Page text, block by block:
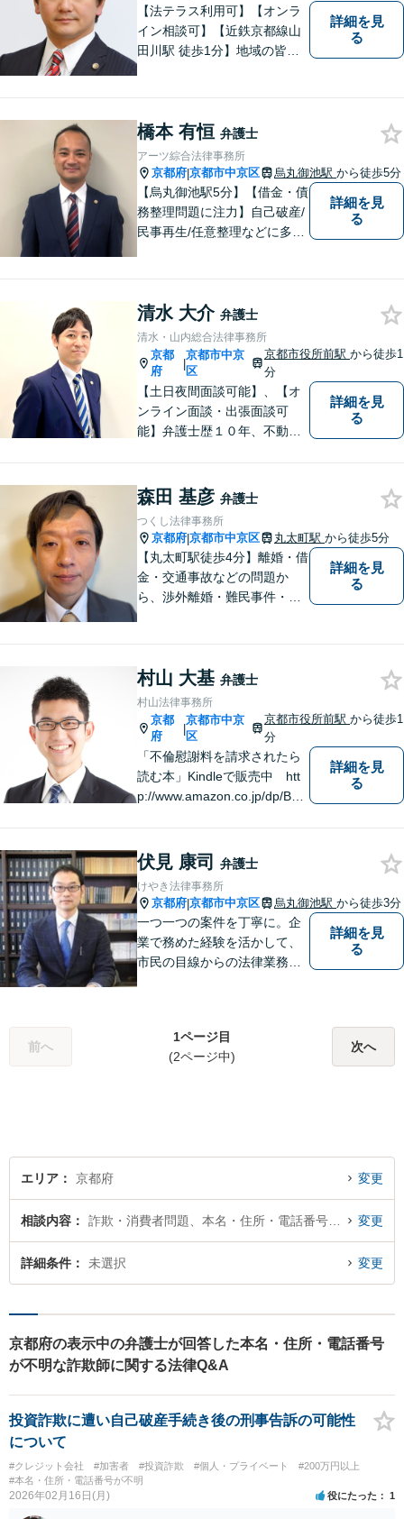
【法テラス利用可】【オンラ
イン相談可】【近鉄京都線山
田川駅 徒歩1分】地域の皆様
詳細を見
る
橋本 有恒 弁護士
アーツ綜合法律事務所
京都府|京都市中京区 烏丸御池駅 から徒歩5分
【烏丸御池駅5分】【借金・債
務整理問題に注力】自己破産/
民事再生/任意整理などに多数
トーを胸に、お客様との信頼
関係を大切にした弁護を行い
ます。【初回相談無料】
詳細を見
る
清水 大介 弁護士
清水・山内総合法律事務所
京都
府
|
京都市中京
区
京都市役所前駅から徒歩1
分
【土日夜間面談可能】、【オ
ンライン面談・出張面談可
能】弁護士歴１０年、不動
者様に寄り添い、迅速に問題
を解決いたします。お一人で
悩まずに、まずはお気軽にご
相談ください。
詳細を見
る
森田 基彦 弁護士
つくし法律事務所
京都府|京都市中京区 丸太町駅 から徒歩5分
【丸太町駅徒歩4分】離婚・借
金・交通事故などの問題か
ら、渉外離婚・難民事件・医
待ちしています。
詳細を見
る
村山 大基 弁護士
村山法律事務所
京都
府
|
京都市中京
区
京都市役所前駅から徒歩1
分
「不倫慰謝料を請求されたら
読む本」Kindleで販売中 htt
p://www.amazon.co.jp/dp/B0F
詳細を見
る
伏見 康司 弁護士
けやき法律事務所
京都府|京都市中京区 烏丸御池駅 から徒歩3分
一つ一つの案件を丁寧に。企
業で務めた経験を活かして、
市民の目線からの法律業務を
詳細を見
る
前へ
1ページ目
(2ページ中)
次へ
エリア 京都府 変更
相談内容 変更
詳細条件 未選択 変更
京都府の表示中の弁護士が回答した本名・住所・電話番号
が不明な詐欺師に関する法律Q&A
投資詐欺に遭い自己破産手続き後の刑事告訴の可能性
について
#クレジット会社 #加害者 #投資詐欺 #個人・プライベート
#200万円以上
#本名・住所・電話番号が不明
2026年02月16日(月) 役にたった 1